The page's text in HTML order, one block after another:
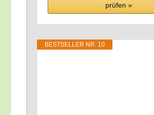
prü­fen »
BEST­SEL­LER NR. 10